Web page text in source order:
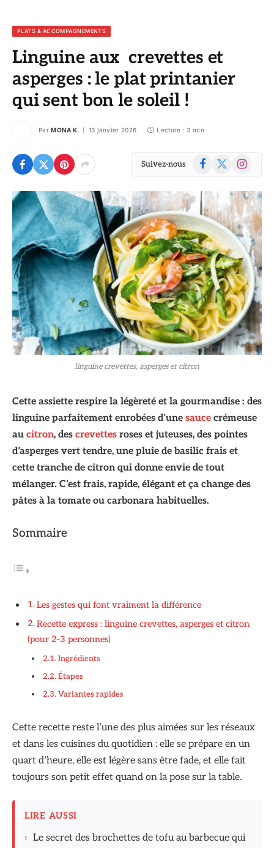
PLATS & ACCOMPAGNEMENTS
Linguine aux crevettes et
asperges : le plat printanier
qui sent bon le soleil !
Par MONA K. 13 janvier 2026 Lecture : 3 min
Suivez-nous Facebook
X
Instagram
linguine crevettes, asperges et citron
Cette assiette respire la légèreté et la gourmandise : des
linguine parfaitement enrobées d’une sauce crémeuse
au citron, des crevettes roses et juteuses, des pointes
d’asperges vert tendre, une pluie de basilic frais et
cette tranche de citron qui donne envie de tout
mélanger. C’est frais, rapide, élégant et ça change des
pâtes à la tomate ou carbonara habituelles.
Sommaire
Les gestes qui font vraiment la différence
Recette express : linguine crevettes, asperges et citron
(pour 2-3 personnes)
Ingrédients
Étapes
Variantes rapides
Cette recette reste l’une des plus aimées sur les réseaux
et dans les cuisines du quotidien : elle se prépare en un
quart d’heure, elle est légère sans être fade, et elle fait
toujours son petit effet quand on la pose sur la table.
LIRE AUSSI
› Le secret des brochettes de tofu au barbecue qui